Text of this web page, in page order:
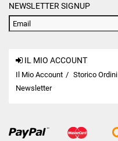
NEWSLETTER SIGNUP
IL MIO ACCOUNT
Il Mio Account Storico Ordini
Newsletter